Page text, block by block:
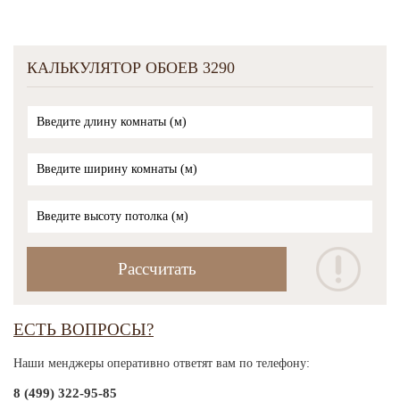
КАЛЬКУЛЯТОР ОБОЕВ 3290
ЕСТЬ ВОПРОСЫ?
Наши менджеры оперативно ответят вам по телефону:
8 (499) 322-95-85